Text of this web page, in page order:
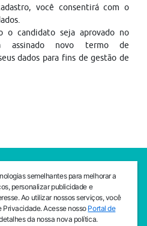
você consentirá com o
o candidato seja aprovado no
assinado novo termo de
dados para fins de gestão de
CEJAM
São Paulo, 01503-001
- 1818
CEJAM
semelhantes para melhorar a
personalizar publicidade e
Ao utilizar nossos serviços, você
Acesse nosso Portal de
da nossa nova política.